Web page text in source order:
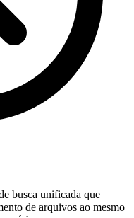
busca unificada que
de arquivos ao mesmo